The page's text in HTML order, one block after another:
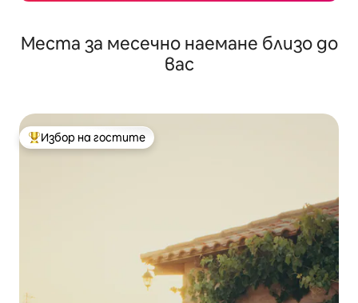
Места за месечно наемане близо до
вас
Най-популярен избор на гостите
Избор на гостите